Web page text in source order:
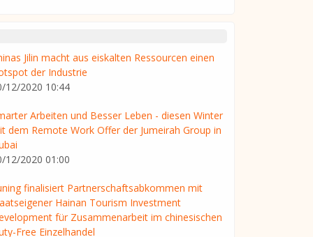
Jilin macht aus eiskalten Ressourcen einen
der Industrie
12/2020 10:44
Arbeiten und Besser Leben - diesen Winter
dem Remote Work Offer der Jumeirah Group in
12/2020 01:00
finalisiert Partnerschaftsabkommen mit
Hainan Tourism Investment
für Zusammenarbeit im chinesischen
Free Einzelhandel